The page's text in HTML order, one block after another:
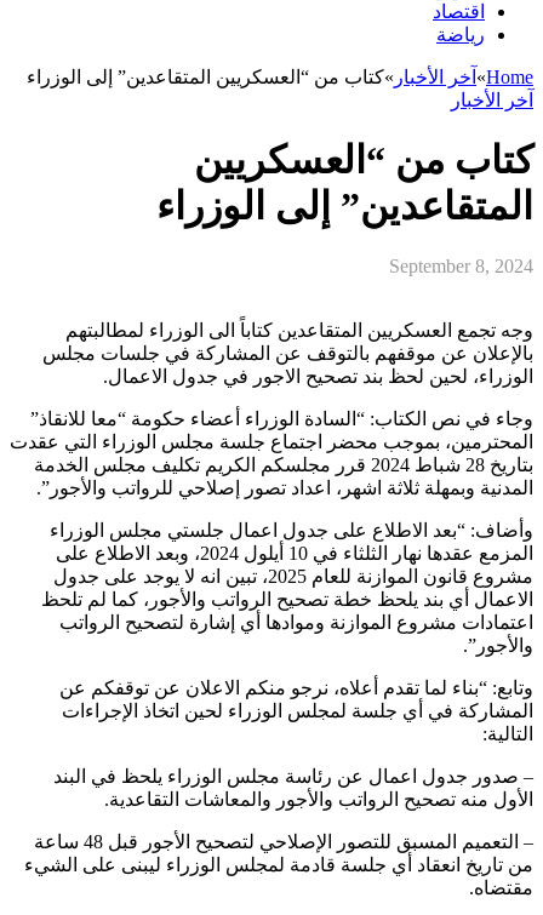
اقتصاد
رياضة
Home
» آخر الأخبار »كتاب من “العسكريين المتقاعدين” إلى الوزراء
آخر الأخبار
كتاب من “العسكريين
المتقاعدين” إلى الوزراء
September 8, 2024
وجه تجمع العسكريين المتقاعدين كتاباً الى الوزراء لمطالبتهم
بالإعلان عن موقفهم بالتوقف عن المشاركة في جلسات مجلس
الوزراء، لحين لحظ بند تصحيح الاجور في جدول الاعمال.
وجاء في نص الكتاب: “السادة الوزراء أعضاء حكومة “معا للانقاذ”
المحترمين، بموجب محضر اجتماع جلسة مجلس الوزراء التي عقدت
بتاريخ 28 شباط 2024 قرر مجلسكم الكريم تكليف مجلس الخدمة
المدنية وبمهلة ثلاثة اشهر، اعداد تصور إصلاحي للرواتب والأجور”.
وأضاف: “بعد الاطلاع على جدول اعمال جلستي مجلس الوزراء
المزمع عقدها نهار الثلثاء في 10 أيلول 2024، وبعد الاطلاع على
مشروع قانون الموازنة للعام 2025، تبين انه لا يوجد على جدول
الاعمال أي بند يلحظ خطة تصحيح الرواتب والأجور، كما لم تلحظ
اعتمادات مشروع الموازنة وموادها أي إشارة لتصحيح الرواتب
والأجور”.
وتابع: “بناء لما تقدم أعلاه، نرجو منكم الاعلان عن توقفكم عن
المشاركة في أي جلسة لمجلس الوزراء لحين اتخاذ الإجراءات
التالية:
– صدور جدول اعمال عن رئاسة مجلس الوزراء يلحظ في البند
الأول منه تصحيح الرواتب والأجور والمعاشات التقاعدية.
– التعميم المسبق للتصور الإصلاحي لتصحيح الأجور قبل 48 ساعة
من تاريخ انعقاد أي جلسة قادمة لمجلس الوزراء ليبنى على الشيء
مقتضاه.